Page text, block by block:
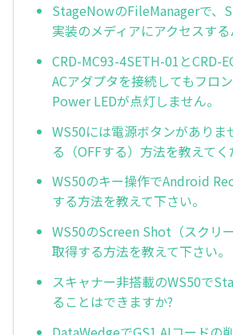
StageNowのFileManagerで、
実装のメディアにアクセスする
CRD-MC93-4SETH-01とCRD-
ACアダプタを接続してもフロ
Power LEDが点灯しません。
WS50には電源ボタンがありま
る（OFFする）方法を教えてく
WS50のキー操作でAndroid
する方法を教えて下さい。
WS50のScreen Shot（スクリ
取得する方法を教えて下さい。
スキャナー非搭載のWS50で
ることはできますか?